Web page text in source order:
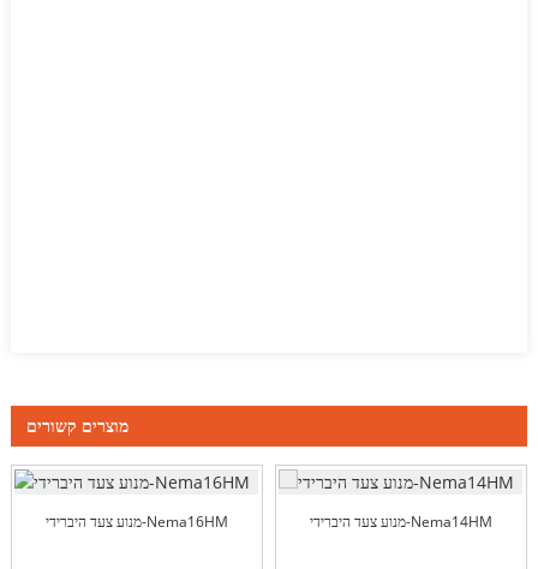
מוצרים קשורים
מנוע צעד היברידי-Nema16HM מנוע צעד היברידי-Nema14HM